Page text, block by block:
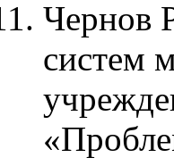
Чернов
систем